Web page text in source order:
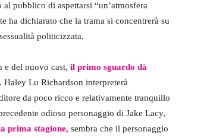
pubblico di aspettarsi “un’atmosfera
ha dichiarato che la trama si concentrerà su
politicizzata.
e del nuovo cast, il primo sguardo dà
Haley Lu Richardson interpreterà
da poco ricco e relativamente tranquillo
odioso personaggio di Jake Lacy,
prima stagione, sembra che il personaggio